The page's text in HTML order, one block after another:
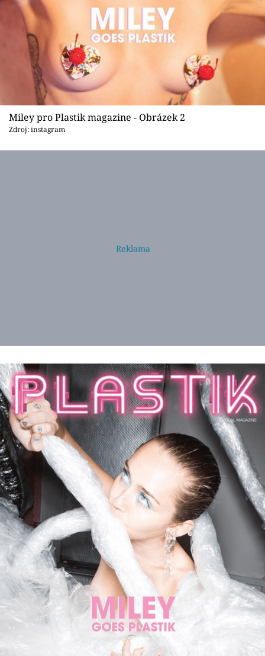
Miley pro Plastik magazine - Obrázek 2
Zdroj: instagram